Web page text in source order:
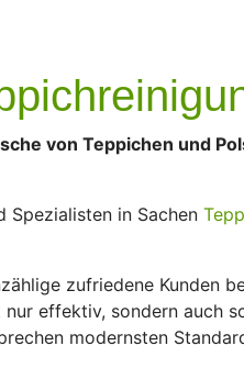
von Teppichen und
Spezialisten in Sachen
zufriedene Kunden
effektiv, sondern auch
modernsten